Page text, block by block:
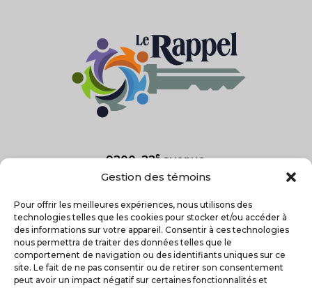
Gestion des témoins
Pour offrir les meilleures expériences, nous utilisons des
technologies telles que les cookies pour stocker et/ou accéder à
des informations sur votre appareil. Consentir à ces technologies
nous permettra de traiter des données telles que le
comportement de navigation ou des identifiants uniques sur ce
site. Le fait de ne pas consentir ou de retirer son consentement
peut avoir un impact négatif sur certaines fonctionnalités et
9200, 22eavenue
Saint-Georges, Qc
418-227-2025
